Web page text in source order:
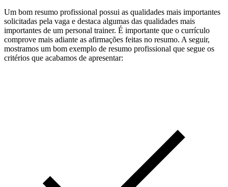
Um bom resumo profissional possui as qualidades mais importantes
solicitadas pela vaga e destaca algumas das qualidades mais
importantes de um personal trainer. É importante que o currículo
comprove mais adiante as afirmações feitas no resumo. A seguir,
mostramos um bom exemplo de resumo profissional que segue os
critérios que acabamos de apresentar: